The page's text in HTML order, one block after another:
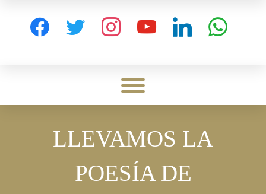
facebook twitter instagram youtube linkedin whatsapp
Toggle menu visibility.
LLEVAMOS LA
POESÍA DE